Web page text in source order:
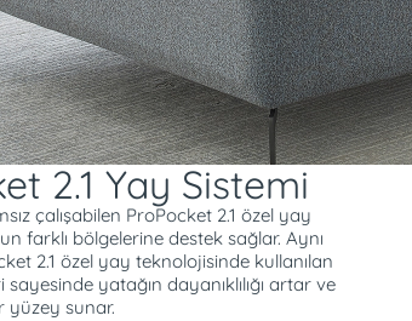
artırır. Yatağın tasarımında kullanılan özel
3 boyutlu yapısı sayesinde hava
imkan verir. Yatağın nefes almasını
ideal nem dengesini korur.
2.1 Yay Sistemi
çalışabilen ProPocket 2.1 özel yay
farklı bölgelerine destek sağlar. Aynı
2.1 özel yay teknolojisinde kullanılan
yatağın dayanıklılığı artar ve
yüzey sunar.